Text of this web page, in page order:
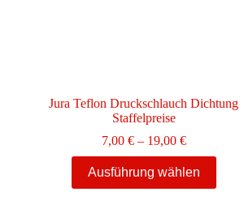
Jura Teflon Druckschlauch Dichtung
Staffelpreise
7,00 € – 19,00 €Preisspanne:
7,00 €
bis
Ausführung wählen
Produkt
weist